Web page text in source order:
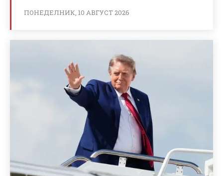
ПОНЕДЕЛНИК, 10 АВГУСТ 2026